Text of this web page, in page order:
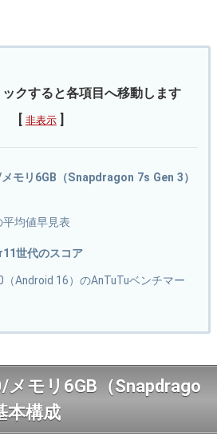
ックすると各項目へ移動します
非表示
モリ6GB（Snapdragon 7s Gen 3）
平均値早見表
世代のスコア
（Android 16）のAnTuTuベンチマー
メモリ6GB（Snapdrago
本構成